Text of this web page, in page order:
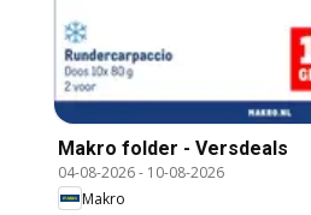
Makro folder - Versdeals
04-08-2026- 10-08-2026
Makro